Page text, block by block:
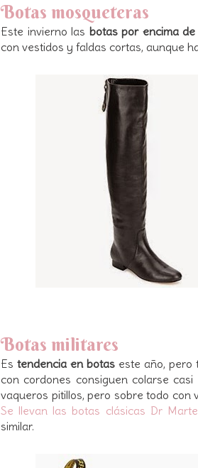
Botas mosqueteras
Este invierno las botas por encima
con vestidos y faldas cortas, aunque
Botas militares
Es tendencia en botas este año, pero
con cordones consiguen colarse
vaqueros pitillos, pero sobre todo con
Se llevan las botas clásicas Dr
similar.